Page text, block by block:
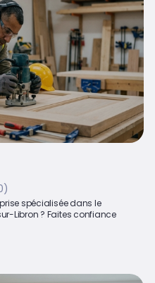
spécialisée dans le
Libron ? Faites confiance